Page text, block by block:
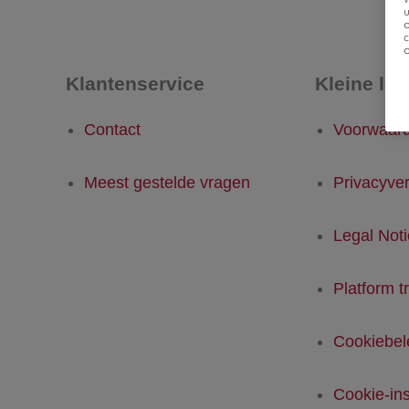
Klantenservice
Contact
Meest gestelde vragen
Kleine
Legal
Platform
Cookie-